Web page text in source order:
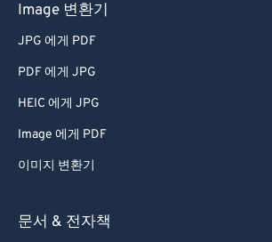
Image 변환기
JPG 에게 PDF
PDF 에게 JPG
HEIC 에게 JPG
Image 에게 PDF
이미지 변환기
문서 & 전자책